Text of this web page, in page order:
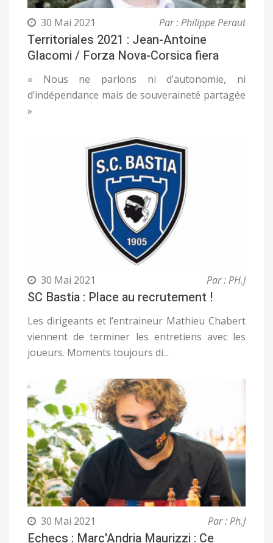
30 Mai 2021 Par : Philippe Peraut
Territoriales 2021 : Jean-Antoine
GIacomi / Forza Nova-Corsica fiera
« Nous ne parlons ni d’autonomie, ni
d’indépendance mais de souveraineté partagée
»
30 Mai 2021 Par : PH.J
SC Bastia : Place au recrutement !
Les dirigeants et l’entraineur Mathieu Chabert
viennent de terminer les entretiens avec les
joueurs. Moments toujours di...
30 Mai 2021 Par : Ph.J
Echecs : Marc'Andria Maurizzi : Ce